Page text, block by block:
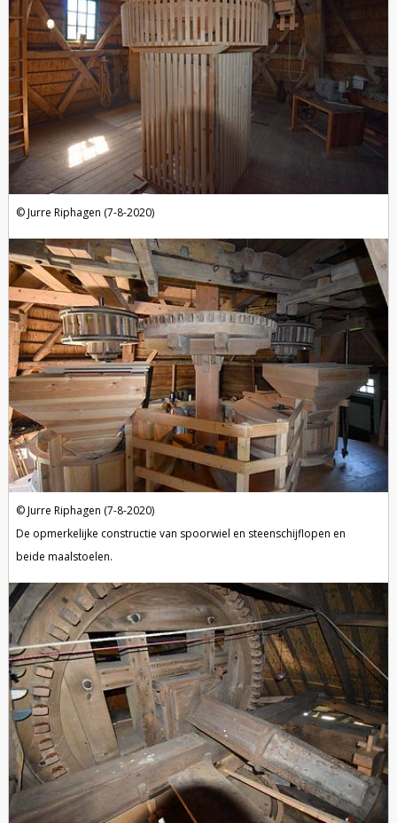
Jurre Riphagen (7-8-2020)
Jurre Riphagen (7-8-2020)
De opmerkelijke constructie van spoorwiel en steenschijflopen en
beide maalstoelen.